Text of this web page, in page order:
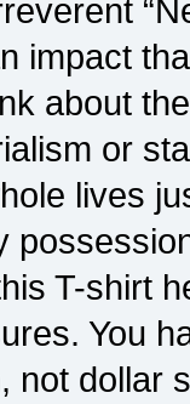
impact
about
or
lives
T-shirt
You
not dollar